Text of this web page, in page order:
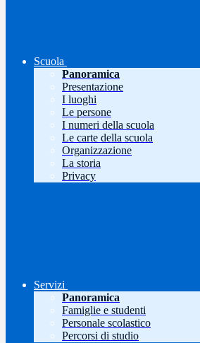
Scuola
Panoramica
Presentazione
I luoghi
Le persone
I numeri della scuola
Le carte della scuola
Organizzazione
La storia
Privacy
Servizi
Panoramica
Famiglie e studenti
Personale scolastico
Percorsi di studio